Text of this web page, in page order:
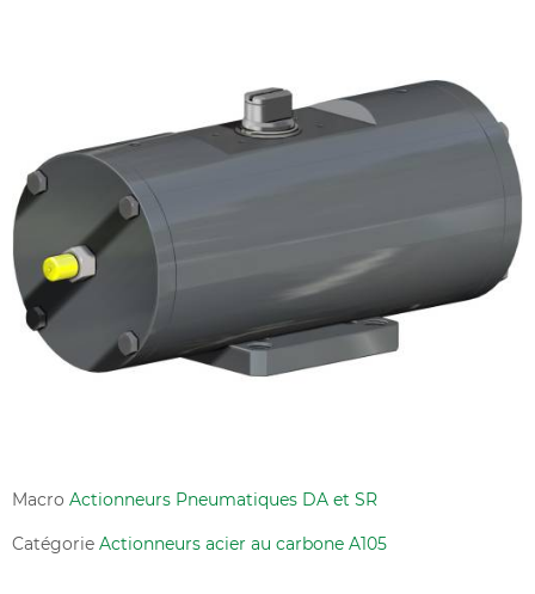
Macro Actionneurs Pneumatiques DA et SR
Catégorie Actionneurs acier au carbone A105